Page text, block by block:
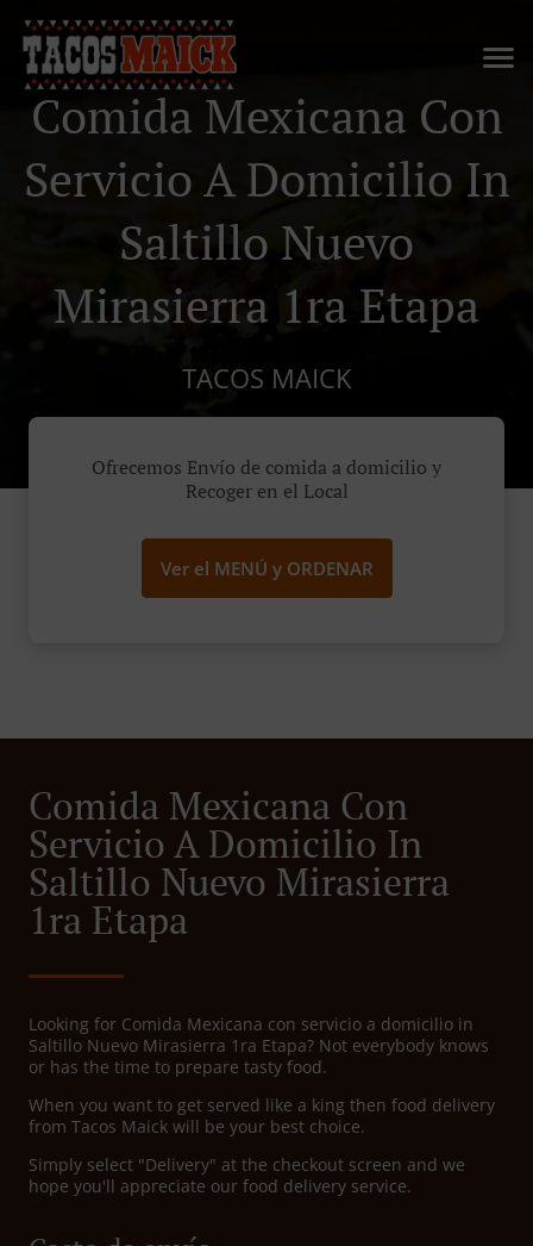
Comida Mexicana Con
Servicio A Domicilio In
Saltillo Nuevo
Mirasierra 1ra Etapa
TACOS MAICK
Ofrecemos Envío de comida a domicilio y
Recoger en el Local
Ver el MENÚ y ORDENAR
Comida Mexicana Con
Servicio A Domicilio In
Saltillo Nuevo Mirasierra
1ra Etapa
Looking for Comida Mexicana con servicio a domicilio in
Saltillo Nuevo Mirasierra 1ra Etapa? Not everybody knows
or has the time to prepare tasty food.
When you want to get served like a king then food delivery
from Tacos Maick will be your best choice.
Simply select "Delivery" at the checkout screen and we
hope you'll appreciate our food delivery service.